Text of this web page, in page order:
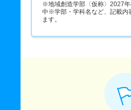
※地域創造学部〈仮称〉2027
中※学部・学科名など、記載内
ます。